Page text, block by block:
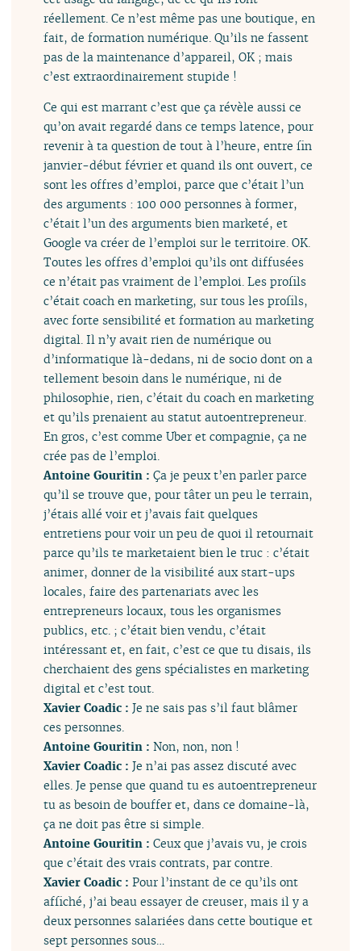
réellement. Ce n’est même pas une boutique, en
fait, de formation numérique. Qu’ils ne fassent
pas de la maintenance d’appareil, OK ; mais
c’est extraordinairement stupide !
Ce qui est marrant c’est que ça révèle aussi ce
qu’on avait regardé dans ce temps latence, pour
revenir à ta question de tout à l’heure, entre fin
janvier-début février et quand ils ont ouvert, ce
sont les offres d’emploi, parce que c’était l’un
des arguments : 100 000 personnes à former,
c’était l’un des arguments bien marketé, et
Google va créer de l’emploi sur le territoire. OK.
Toutes les offres d’emploi qu’ils ont diffusées
ce n’était pas vraiment de l’emploi. Les profils
c’était coach en marketing, sur tous les profils,
avec forte sensibilité et formation au marketing
digital. Il n’y avait rien de numérique ou
d’informatique là-dedans, ni de socio dont on a
tellement besoin dans le numérique, ni de
philosophie, rien, c’était du coach en marketing
et qu’ils prenaient au statut autoentrepreneur.
En gros, c’est comme Uber et compagnie, ça ne
crée pas de l’emploi.
Antoine Gouritin :Ça je peux t’en parler parce
qu’il se trouve que, pour tâter un peu le terrain,
j’étais allé voir et j’avais fait quelques
entretiens pour voir un peu de quoi il retournait
parce qu’ils te marketaient bien le truc : c’était
animer, donner de la visibilité aux start-ups
locales, faire des partenariats avec les
entrepreneurs locaux, tous les organismes
publics, etc. ; c’était bien vendu, c’était
intéressant et, en fait, c’est ce que tu disais, ils
cherchaient des gens spécialistes en marketing
digital et c’est tout.
Xavier Coadic :Je ne sais pas s’il faut blâmer
ces personnes.
Antoine Gouritin :Non, non, non !
Xavier Coadic :Je n’ai pas assez discuté avec
elles. Je pense que quand tu es autoentrepreneur
tu as besoin de bouffer et, dans ce domaine-là,
ça ne doit pas être si simple.
Antoine Gouritin :Ceux que j’avais vu, je crois
que c’était des vrais contrats, par contre.
Xavier Coadic :Pour l’instant de ce qu’ils ont
affiché, j’ai beau essayer de creuser, mais il y a
deux personnes salariées dans cette boutique et
sept personnes sous…